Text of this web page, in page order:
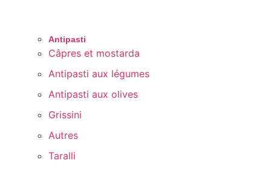
Antipasti
Câpres et mostarda
Antipasti aux légumes
Antipasti aux olives
Grissini
Autres
Taralli